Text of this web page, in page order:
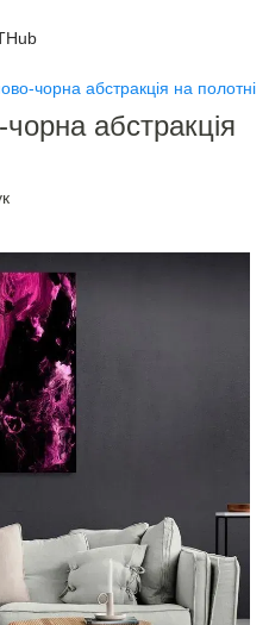
чорна абстракція на полотні
абстракція